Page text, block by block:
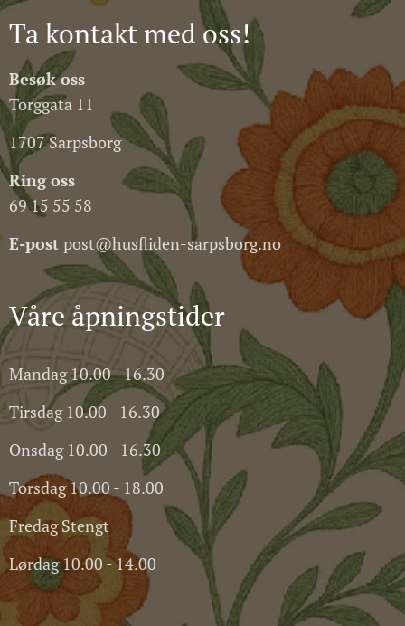
Ta kontakt med oss!
Besøk oss
Torggata 11
1707 Sarpsborg
Ring oss
69 15 55 58
E-post post@husfliden-sarpsborg.no
Våre åpningstider
Mandag 10.00 - 16.30
Tirsdag 10.00 - 16.30
Onsdag 10.00 - 16.30
Torsdag 10.00 - 18.00
Fredag Stengt
Lørdag 10.00 - 14.00